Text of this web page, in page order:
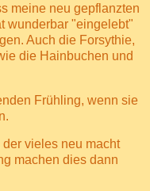
meine neu gepflanzten
wunderbar "eingelebt"
Auch die Forsythie,
die Hainbuchen und
Frühling, wenn sie
vieles neu macht
machen dies dann